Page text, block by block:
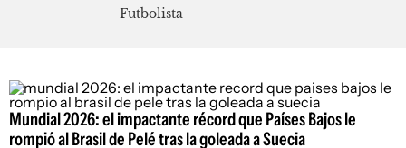
Futbolista
Mundial 2026: el impactante récord que Países Bajos le
rompió al Brasil de Pelé tras la goleada a Suecia